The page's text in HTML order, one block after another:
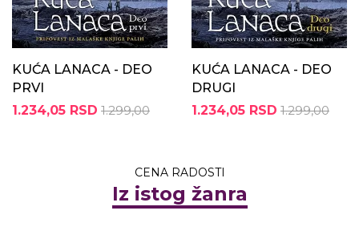
KUĆA LANACA - DEO
PRVI
1.234,05 RSD 1.299,00
KUĆA LANACA - DEO
DRUGI
1.234,05 RSD 1.299,00
CENA RADOSTI
Iz istog žanra